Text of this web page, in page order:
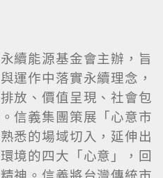
續能源基金會主辦，旨
運作中落實永續理念，
放、價值呈現、社會包
信義集團策展「心意市
悉的場域切入，延伸出
境的四大「心意」，回